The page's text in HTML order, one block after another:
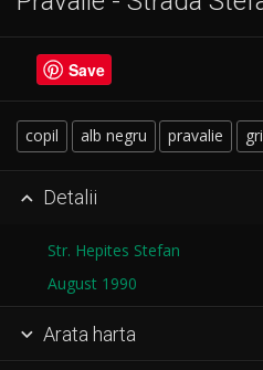
Save
copil alb negru pravalie
 Detalii
Str. Hepites Stefan
August 1990
 Arata harta